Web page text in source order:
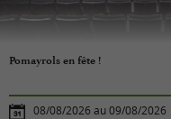
Pomayrols en fête !
08/08/2026 au 09/08/2026